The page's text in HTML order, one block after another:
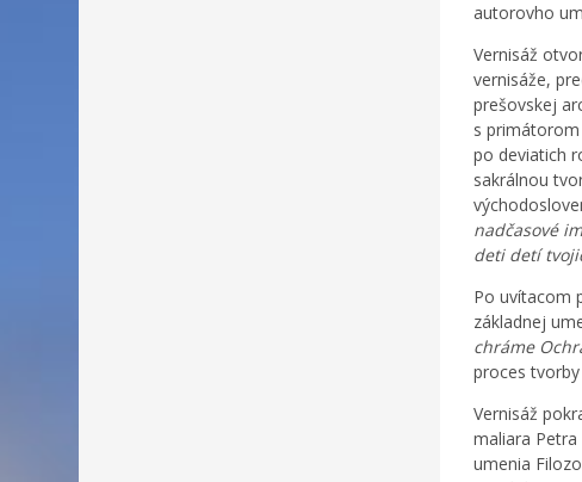
autorovho
Vernisáž
vernisáže,
prešovskej
s
po deviatich
sakrálnou
nadčasové
deti detí
Po uvítacom
základnej
chráme
proces
Vernisáž
maliara
umenia